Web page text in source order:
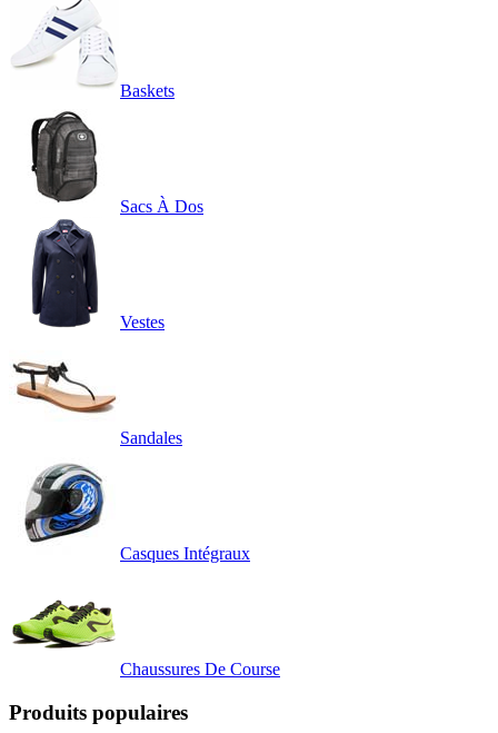
Baskets
Sacs À Dos
Vestes
Sandales
Casques Intégraux
Chaussures De Course
Produits populaires